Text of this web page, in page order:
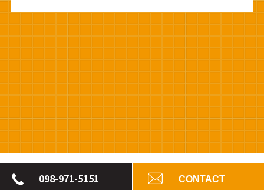
098-971-5151 CONTACT
© Agent Co., Ltd.